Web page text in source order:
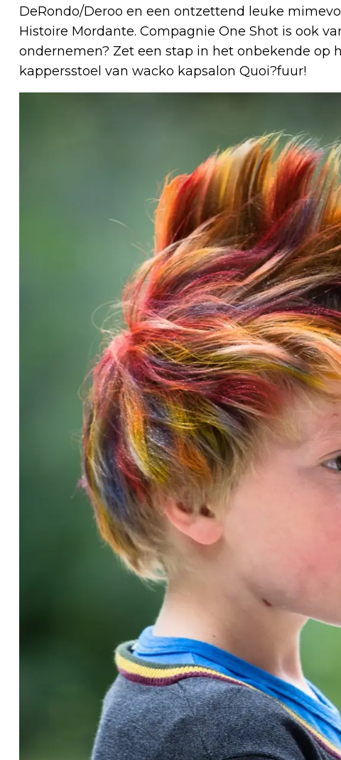
DeRondo/Deroo en een ontzettend leuke
Histoire Mordante. Compagnie One Shot is ook
ondernemen? Zet een stap in het onbekende op
kappersstoel van wacko kapsalon Quoi?fuur!